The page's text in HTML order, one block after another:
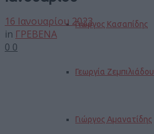
Γιώργος Κασαπίδης
Γεωργία Ζεμπιλιάδου
Γιώργος Αμανατίδης
16 Ιανουαρίου 2023
in ΓΡΕΒΕΝΑ
0 0